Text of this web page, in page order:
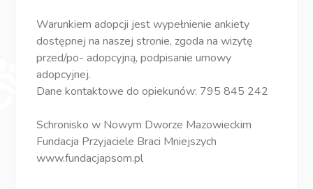
Warunkiem adopcji jest wypełnienie ankiety
dostępnej na naszej stronie, zgoda na wizytę
przed/po- adopcyjną, podpisanie umowy
adopcyjnej.
Dane kontaktowe do opiekunów: 795 845 242
Schronisko w Nowym Dworze Mazowieckim
Fundacja Przyjaciele Braci Mniejszych
www.fundacjapsom.pl